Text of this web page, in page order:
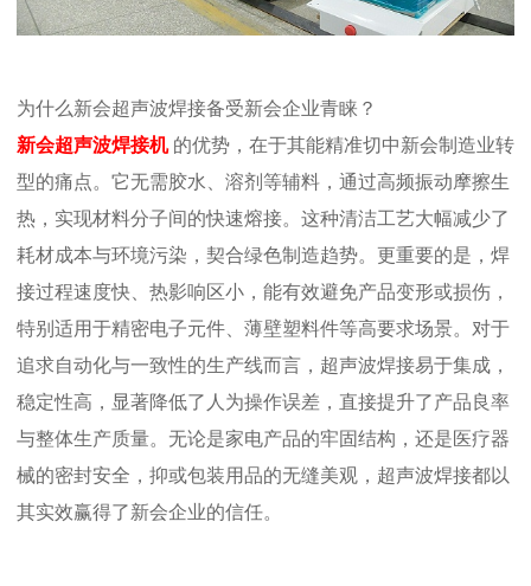
为什么新会超声波焊接备受新会企业青睐？
新会超声波焊接机 的优势，在于其能精准切中新会制造业转
型的痛点。它无需胶水、溶剂等辅料，通过高频振动摩擦生
热，实现材料分子间的快速熔接。这种清洁工艺大幅减少了
耗材成本与环境污染，契合绿色制造趋势。更重要的是，焊
接过程速度快、热影响区小，能有效避免产品变形或损伤，
特别适用于精密电子元件、薄壁塑料件等高要求场景。对于
追求自动化与一致性的生产线而言，超声波焊接易于集成，
稳定性高，显著降低了人为操作误差，直接提升了产品良率
与整体生产质量。无论是家电产品的牢固结构，还是医疗器
械的密封安全，抑或包装用品的无缝美观，超声波焊接都以
其实效赢得了新会企业的信任。